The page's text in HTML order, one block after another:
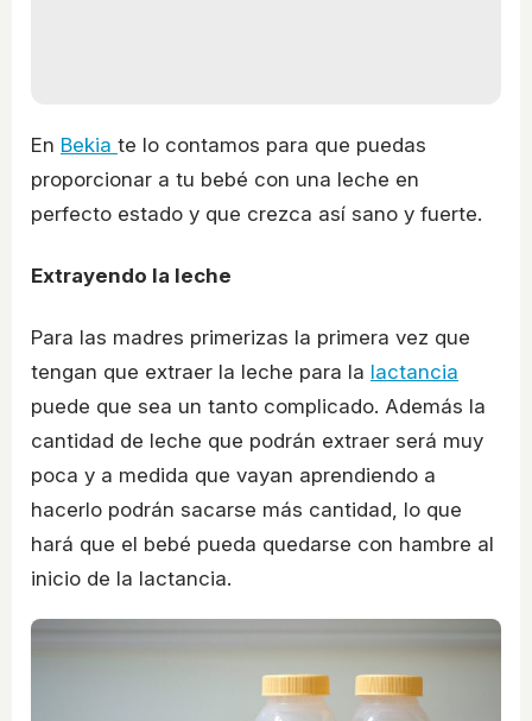
En Bekia te lo contamos para que puedas
proporcionar a tu bebé con una leche en
perfecto estado y que crezca así sano y fuerte.
Extrayendo la leche
Para las madres primerizas la primera vez que
tengan que extraer la leche para la lactancia
puede que sea un tanto complicado. Además la
cantidad de leche que podrán extraer será muy
poca y a medida que vayan aprendiendo a
hacerlo podrán sacarse más cantidad, lo que
hará que el bebé pueda quedarse con hambre al
inicio de la lactancia.